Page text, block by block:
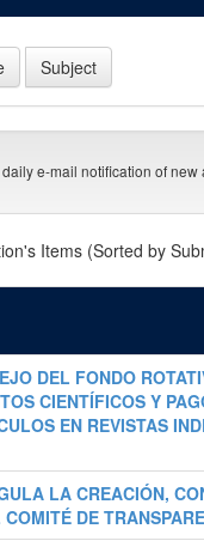
e-mail notification of new
Items (Sorted by
DEL FONDO
CIENTÍFICOS Y
EN REVISTAS
LA CREACIÓN,
DE